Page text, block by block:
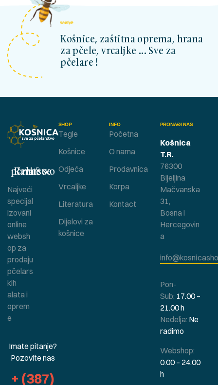
kosnicashop.ba
Košnice, zaštitna oprema, hrana
za pčele, vrcaljke ... Sve za
pčelare !
SHOP
Tegle
Košnice
Odjeća
Vrcaljke
Literatura
Dijelovi za
košnice
INFO
Početna
O nama
Prodavnica
Korpa
Kontact
Bavite se pčelarstvom ?
Najveći
specijal
izovani
online
websh
op za
prodaju
pčelars
kih
alata i
oprem
e
Imate pitanje?
Pozovite nas
+ (387)
PRONAĐI NAS
Košnica
T.R.,
76300
Bijeljina
Mačvanska
31,
Bosna i
Hercegovin
a
Pon-
Sub: 17.00 –
21.00 h
Nedelja: Ne
radimo
Webshop:
0.00 – 24.00
h